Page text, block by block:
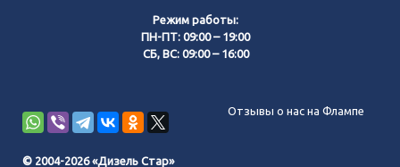
Режим работы:
ПН-ПТ: 09:00 – 19:00
СБ, ВС: 09:00 – 16:00
Отзывы о нас на Флампе
© 2004-2026 «Дизель Стар»